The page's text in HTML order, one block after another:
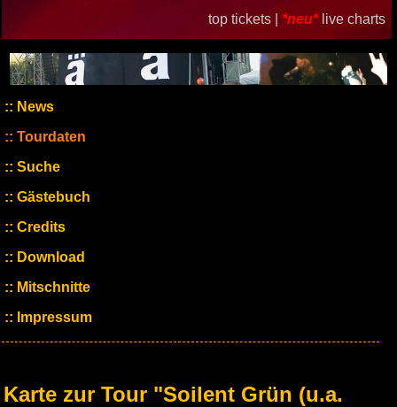
top tickets | *neu* live charts
News
Tourdaten
Suche
Gästebuch
Credits
Download
Mitschnitte
Impressum
Karte zur Tour "Soilent Grün (u.a.